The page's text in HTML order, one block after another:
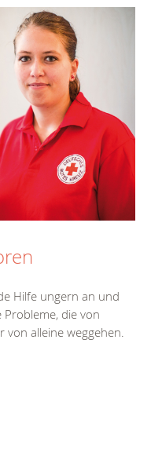
Hilfe ungern an und
die von
von alleine weggehen.